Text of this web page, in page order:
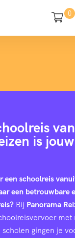
0
is
een schoolreis
een betrouwbare
Bij Panorama
gingen je